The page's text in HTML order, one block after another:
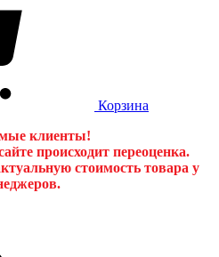
Корзина
клиенты!
происходит переоценка.
стоимость товара у